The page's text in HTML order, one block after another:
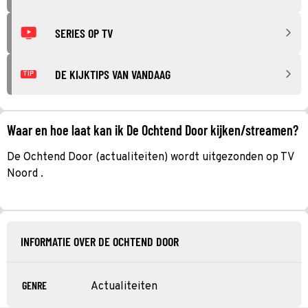
SERIES OP TV
TIP DE KIJKTIPS VAN VANDAAG
Waar en hoe laat kan ik De Ochtend Door kijken/streamen?
De Ochtend Door (actualiteiten) wordt uitgezonden op TV
Noord .
INFORMATIE OVER DE OCHTEND DOOR
GENRE Actualiteiten